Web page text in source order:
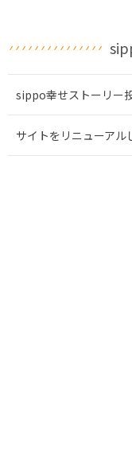
sippo幸せストーリー
サイトをリニューアル